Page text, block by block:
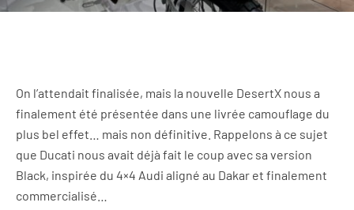
On l’attendait finalisée, mais la nouvelle DesertX nous a
finalement été présentée dans une livrée camouflage du
plus bel effet… mais non définitive. Rappelons à ce sujet
que Ducati nous avait déjà fait le coup avec sa version
Black, inspirée du 4×4 Audi aligné au Dakar et finalement
commercialisé…